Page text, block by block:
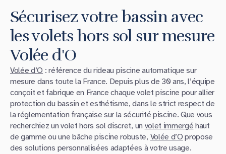
Sécurisez votre bassin avec
les volets hors sol sur mesure
Volée d'O
Volée d’O : référence du rideau piscine automatique sur
mesure dans toute la France. Depuis plus de 30 ans, l’équipe
conçoit et fabrique en France chaque volet piscine pour allier
protection du bassin et esthétisme, dans le strict respect de
la réglementation française sur la sécurité piscine. Que vous
recherchiez un volet hors sol discret, un volet immergé haut
de gamme ou une bâche piscine robuste, Volée d’O propose
des solutions personnalisées adaptées à votre usage.